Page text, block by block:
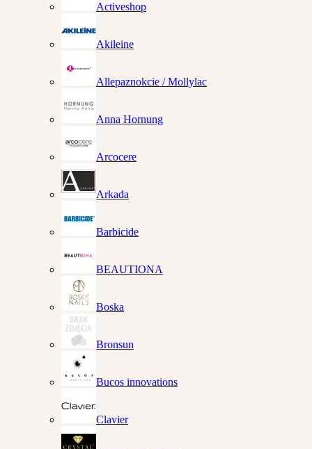
Activeshop
Akileine
Allepaznokcie / Mollylac
Anna Hornung
Arcocere
Arkada
Barbicide
BEAUTIONA
Boska
Bronsun
Bucos innovations
Clavier